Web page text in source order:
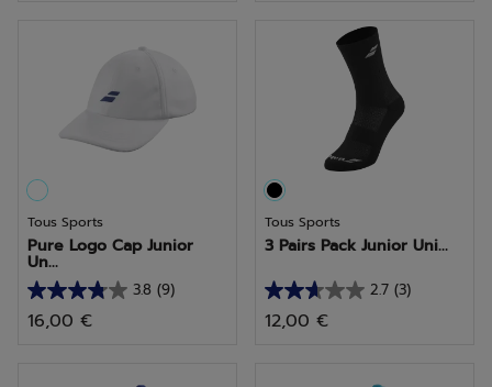
Tous Sports
Pure Logo Cap Junior
Un...
3.8 (9)
3.8
sur
16,00 €
Tous Sports
3 Pairs Pack Junior Uni...
2.7 (3)
2.7
sur
12,00 €